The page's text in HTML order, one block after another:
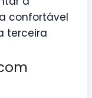
confortável
terceira